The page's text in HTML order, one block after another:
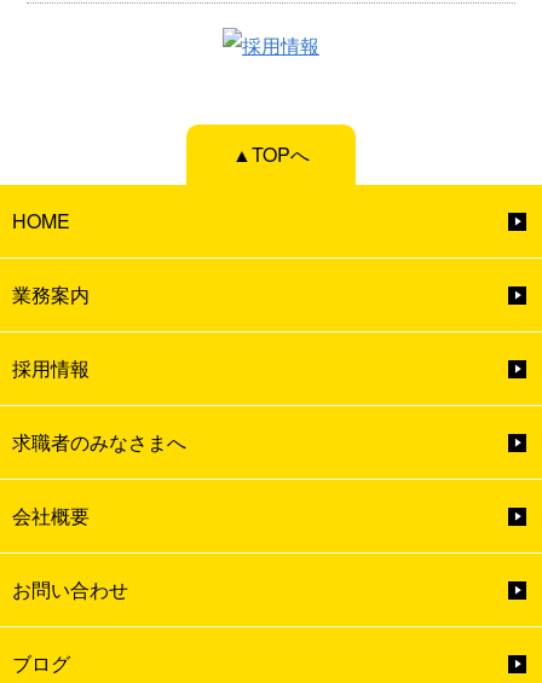
▲TOPへ
HOME
業務案内
採用情報
求職者のみなさまへ
会社概要
お問い合わせ
ブログ